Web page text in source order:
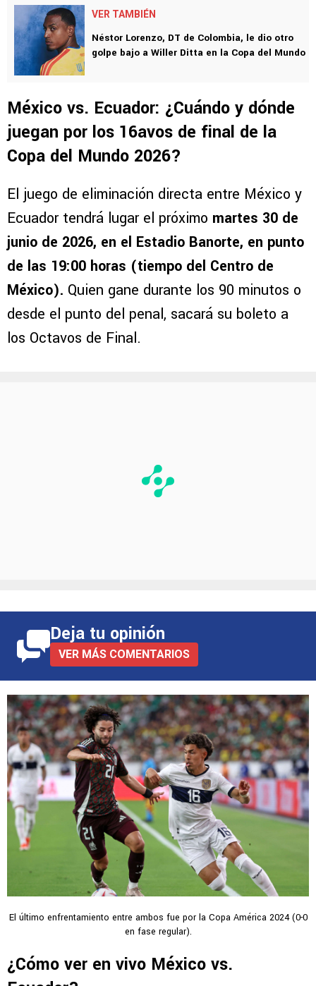
VER TAMBIÉN
Néstor Lorenzo, DT de Colombia, le dio otro
golpe bajo a Willer Ditta en la Copa del Mundo
México vs. Ecuador: ¿Cuándo y dónde
juegan por los 16avos de final de la
Copa del Mundo 2026?
El juego de eliminación directa entre México y
Ecuador tendrá lugar el próximo martes 30 de
junio de 2026, en el Estadio Banorte, en punto
de las 19:00 horas (tiempo del Centro de
México). Quien gane durante los 90 minutos o
desde el punto del penal, sacará su boleto a
los Octavos de Final.
Deja tu opinión
VER MÁS COMENTARIOS
El último enfrentamiento entre ambos fue por la Copa América 2024 (0-0
en fase regular).
¿Cómo ver en vivo México vs.